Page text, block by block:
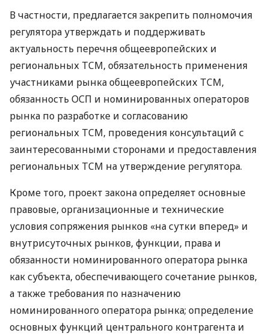
В частности, предлагается закрепить полномочия
регулятора утверждать и поддерживать
актуальность перечня общеевропейских и
региональных TCM, обязательность применения
участниками рынка общеевропейских TCM,
обязанность ОСП и номинированных операторов
рынка по разработке и согласованию
региональных TCM, проведения консультаций с
заинтересованными сторонами и предоставления
региональных TCM на утверждение регулятора.
Кроме того, проект закона определяет основные
правовые, организационные и технические
условия сопряжения рынков «на сутки вперед» и
внутрисуточных рынков, функции, права и
обязанности номинированного оператора рынка
как субъекта, обеспечивающего сочетание рынков,
а также требования по назначению
номинированного оператора рынка; определение
основных функций центрального контрагента и